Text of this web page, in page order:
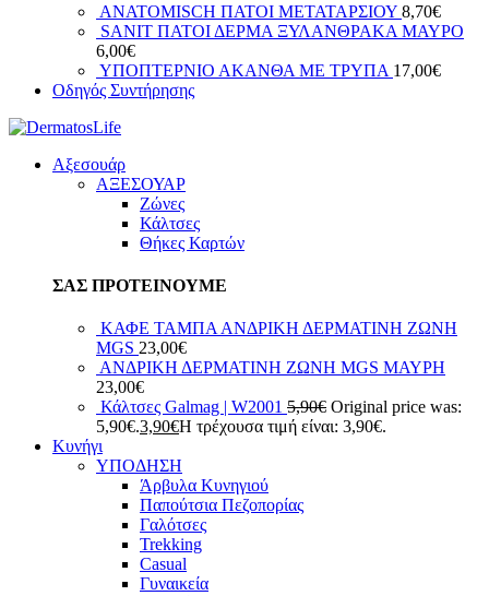
ANATOMISCH ΠΑΤΟΙ ΜΕΤΑΤΑΡΣΙΟΥ 8,70€
SANIT ΠΑΤΟΙ ΔΕΡΜΑ ΞΥΛΑΝΘΡΑΚΑ ΜΑΥΡΟ
6,00€
ΥΠΟΠΤΕΡΝΙΟ ΑΚΑΝΘΑ ΜΕ ΤΡΥΠΑ 17,00€
Οδηγός Συντήρησης
Αξεσουάρ
ΑΞΕΣΟΥΑΡ
Ζώνες
Κάλτσες
Θήκες Καρτών
ΣΑΣ ΠΡΟΤΕΙΝΟΥΜΕ
ΚΑΦΕ ΤΑΜΠΑ ΑΝΔΡΙΚΗ ΔΕΡΜΑΤΙΝΗ ΖΩΝΗ
MGS 23,00€
ΑΝΔΡΙΚΗ ΔΕΡΜΑΤΙΝΗ ΖΩΝΗ MGS ΜΑΥΡΗ
23,00€
Κάλτσες Galmag | W2001 5,90€ Original price was:
5,90€.3,90€Η τρέχουσα τιμή είναι: 3,90€.
Κυνήγι
ΥΠΟΔΗΣΗ
Άρβυλα Κυνηγιού
Παπούτσια Πεζοπορίας
Γαλότσες
Trekking
Casual
Γυναικεία